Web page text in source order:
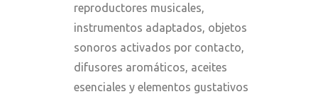
reproductores musicales,
instrumentos adaptados, objetos
sonoros activados por contacto,
difusores aromáticos, aceites
esenciales y elementos gustativos